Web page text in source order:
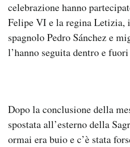
celebrazione hanno
Felipe VI e la regina
spagnolo Pedro Sánchez e
l’hanno seguita dentro e
Dopo la conclusione della
spostata all’esterno della
ormai era buio e c’è stata